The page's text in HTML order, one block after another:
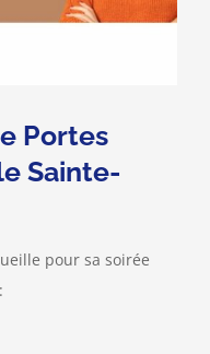
Portes
Sainte-
pour sa soirée